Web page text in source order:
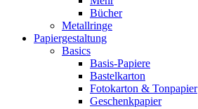
Bücher
Metallringe
Papiergestaltung
Basics
Basis-Papiere
Bastelkarton
Fotokarton & Tonpapier
Geschenkpapier